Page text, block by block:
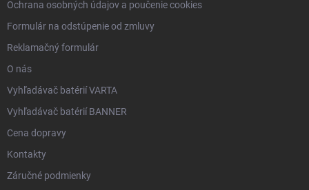
Ochrana osobných údajov a poučenie cookies
Formulár na odstúpenie od zmluvy
Reklamačný formulár
O nás
Vyhľadávač batérií VARTA
Vyhľadávač batérií BANNER
Cena dopravy
Kontakty
Záručné podmienky